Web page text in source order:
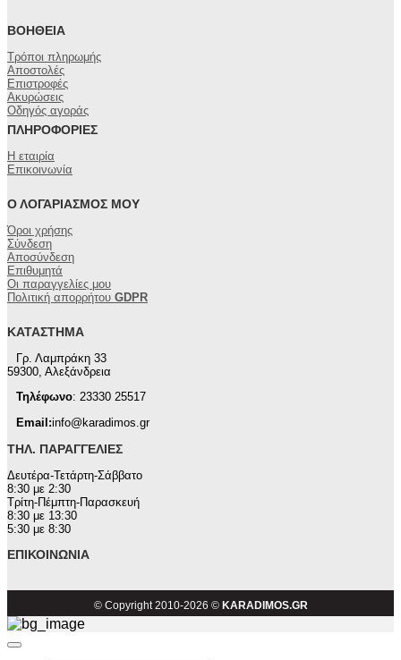
σελίδα
προϊόντος
ΒΟΉΘΕΙΑ
Τρόποι πληρωμής
Αποστολές
Επιστροφές
Ακυρώσεις
Οδηγός αγοράς
ΠΛΗΡΟΦΟΡΊΕΣ
Η εταιρία
Επικοινωνία
Ο ΛΟΓΑΡΙΑΣΜΌΣ ΜΟΥ
Όροι χρήσης
Σύνδεση
Αποσύνδεση
Επιθυμητά
Οι παραγγελίες μου
Πολιτική απορρήτου GDPR
ΚΑΤΆΣΤΗΜΑ
Γρ. Λαμπράκη 33
59300, Αλεξάνδρεια
Τηλέφωνο: 23330 25517
Email:info@karadimos.gr
ΤΗΛ. ΠΑΡΑΓΓΕΛΊΕΣ
Δευτέρα-Τετάρτη-Σάββατο
8:30 με 2:30
Τρίτη-Πέμπτη-Παρασκευή
8:30 με 13:30
5:30 με 8:30
ΕΠΙΚΟΙΝΩΝΊΑ
© Copyright 2010-2026 © KARADIMOS.GR